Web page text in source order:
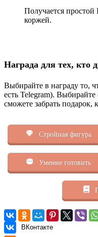
Получается
коржей.
Награда для тех, кто
Выбирайте в награду то,
есть Telegram).
сможете забрать подарок,
Стройная фигура
Умение готовить
ВКонтакте